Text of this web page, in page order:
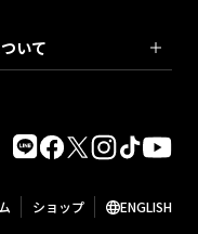
いて
ショップ ENGLISH